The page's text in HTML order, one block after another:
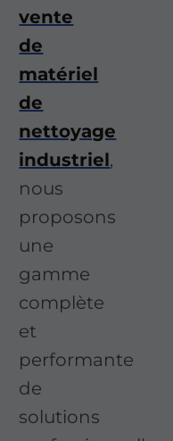
vente
de
matériel
de
nettoyage
industriel ,
nous
proposons
une
gamme
complète
et
performante
de
solutions